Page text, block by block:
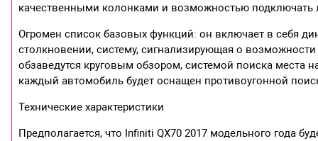
качественными колонками и возможностью
Огромен список базовых функций: он включает в себя
столкновении, систему, сигнализирующая о
обзаведутся круговым обзором, системой поиска места
каждый автомобиль будет оснащен противоугонной
Технические характеристики
Предполагается, что Infiniti QX70 2017 модельного года